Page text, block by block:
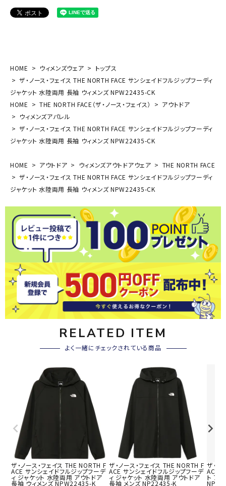
HOME ウィメンズウェア
トップス
ザ・ノース・フェイス THE NORTH FACE サンシェイドフルジップフーディ
ジャケット 水陸両用 長袖 ウィメンズ NPW22435-CK
HOME
THE NORTH FACE（ザ・ノース・フェイス）
アウトドア
ウィメンズアパレル
ザ・ノース・フェイス THE NORTH FACE サンシェイドフルジップフーディ
ジャケット 水陸両用 長袖 ウィメンズ NPW22435-CK
HOME アウトドア ウィメンズアウトドアウェア
THE NORTH FACE
ザ・ノース・フェイス THE NORTH FACE サンシェイドフルジップフーディ
ジャケット 水陸両用 長袖 ウィメンズ NPW22435-CK
RELATED ITEM
よく一緒にチェックされている商品
ザ・ノース・フェイス THE NORTH F
ACE サンシェイドフルジップフーデ
ィ ジャケット 水陸両用 アウトドア
長袖 ウィメンズ NPW22435-K
ザ・ノース・フェイス THE NORTH F
ACE サンシェイドフルジップフーデ
ィ ジャケット 水陸両用 アウトドア
長袖 メンズ NP22435-K
ザ・ノ
ACE
ト ア